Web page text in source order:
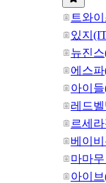
트와
있지
뉴진스
에스파
아이
레드벨
르세
베이
마마무
아이